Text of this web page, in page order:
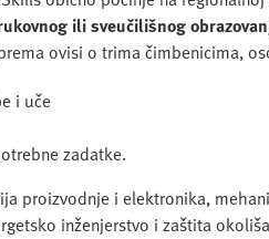
ili sveučilišnog
ovisi o trima čimbenicima,
i uče
zadatke.
proizvodnje i elektronika,
inženjerstvo i zaštita